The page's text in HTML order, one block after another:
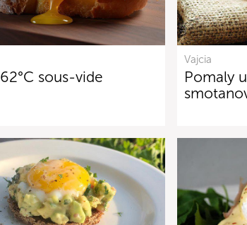
sous-vide
Vajcia
Pomaly